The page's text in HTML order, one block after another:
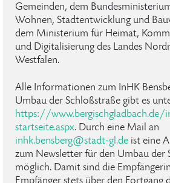
Gemeinden, dem
Wohnen, Stadtentwicklung und
dem Ministerium für Heimat,
und Digitalisierung des Landes
Westfalen.
Alle Informationen zum InHK
Umbau der Schloßstraße gibt es
https://www.bergischgladbach.de/
startseite.aspx. Durch eine Mail an
inhk.bensberg@stadt-gl.de ist eine
zum Newsletter für den Umbau der
möglich. Damit sind die